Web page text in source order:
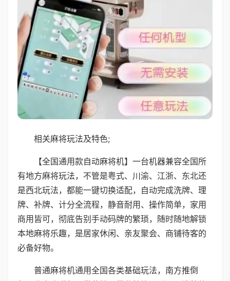
相关麻将玩法及特色;
【全国通用款自动麻将机】一台机器兼容全国所
有地方麻将玩法，不管是粤式、川渝、江浙、东北还
是西北玩法，都能一键切换适配，自动完成洗牌、理
牌、补牌、计分全流程，静音耐用、操作简单，家用
商用皆可，彻底告别手动码牌的繁琐，随时随地解锁
本地麻将乐趣，是居家休闲、亲友聚会、商铺待客的
必备好物。
普通麻将机通用全国各类基础玩法，南方推倒